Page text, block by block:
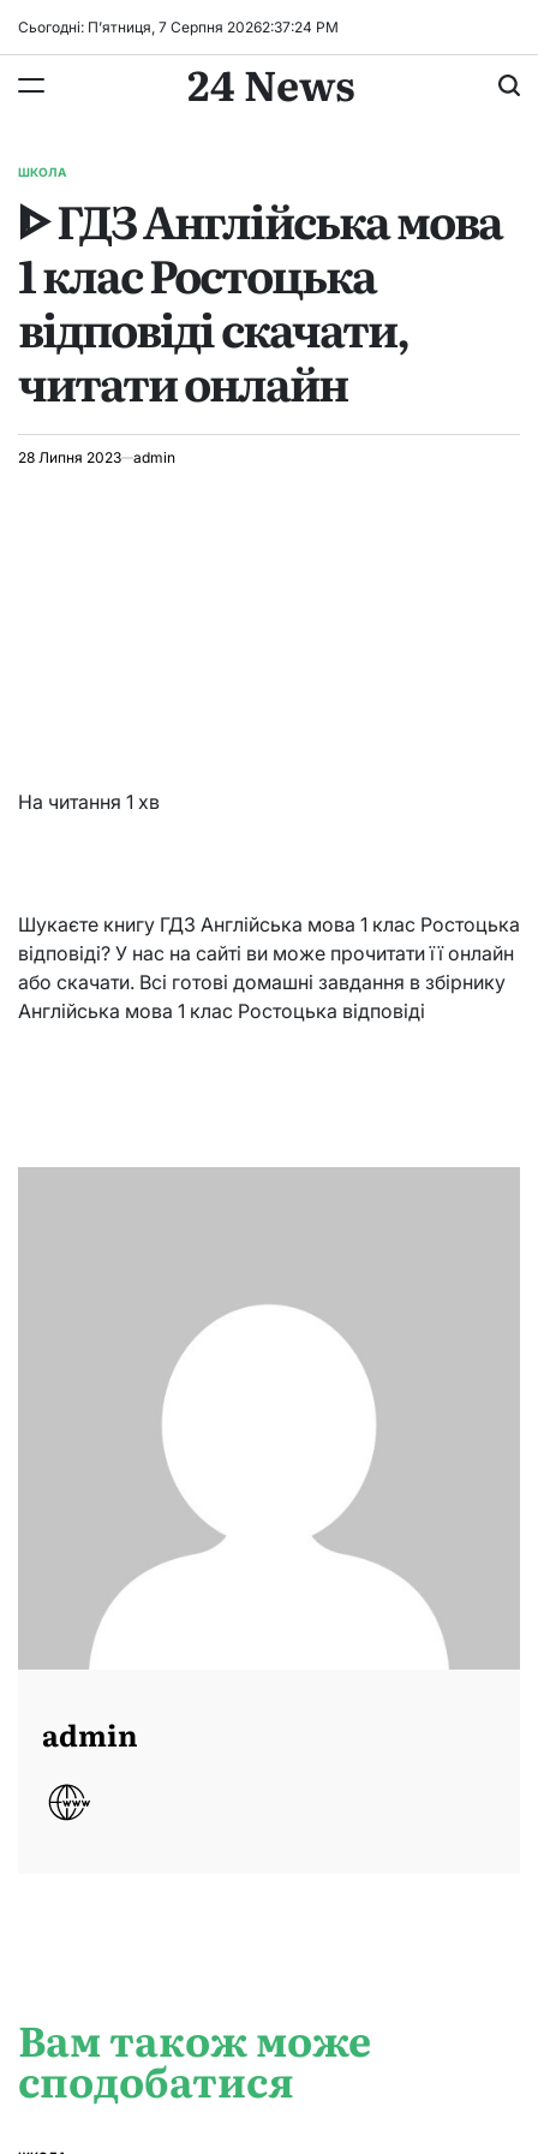
Сьогодні: П’ятниця, 7 Серпня 20262:37:25 PM
24 News
ОПУБЛІКУВАТИ
ШКОЛА
ᐈ ГДЗ Англійська мова
1 клас Ростоцька
відповіді скачати,
читати онлайн
28 Липня 2023 admin
На читання 1 хв
Шукаєте книгу ГДЗ Англійська мова 1 клас Ростоцька
відповіді? У нас на сайті ви може прочитати її онлайн
або скачати. Всі готові домашні завдання в збірнику
Англійська мова 1 клас Ростоцька відповіді
admin
Вам також може
сподобатися